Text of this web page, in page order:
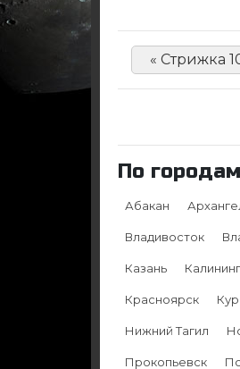
« Стрижка
По
Абакан
Владивосток
Казань
Красноярск
Нижний Тагил
Прокопьевск